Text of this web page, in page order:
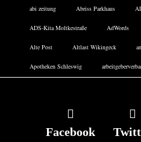
abi zeitung Abriss Parkhaus
ADS-Kita Moltkestraße AdWords
Alte Post Altlast Wikingeck
Apotheken Schleswig
Facebook